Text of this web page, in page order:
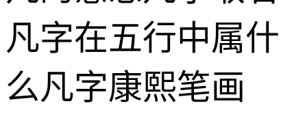
凡字在五行中属什
么凡字康熙笔画